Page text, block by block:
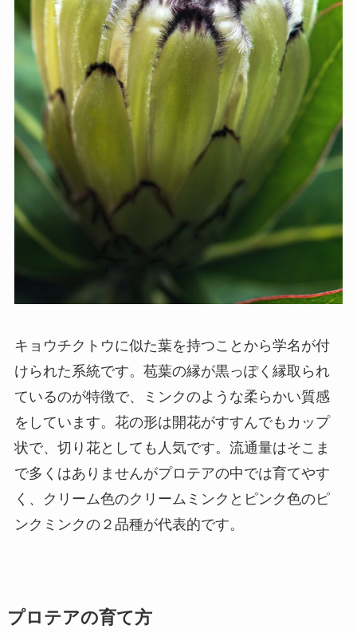
キョウチクトウに似た葉を持つことから学名が付
けられた系統です。苞葉の縁が黒っぽく縁取られ
ているのが特徴で、ミンクのような柔らかい質感
をしています。花の形は開花がすすんでもカップ
状で、切り花としても人気です。流通量はそこま
で多くはありませんがプロテアの中では育てやす
く、クリーム色のクリームミンクとピンク色のピ
ンクミンクの２品種が代表的です。
プロテアの育て方